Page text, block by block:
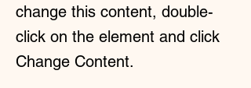
change this content, double-
click on the element and click
Change Content.